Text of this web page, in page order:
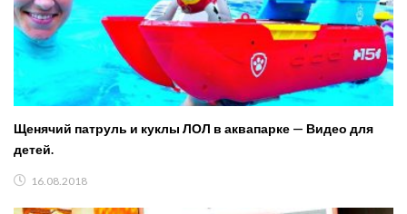
Щенячий патруль и куклы ЛОЛ в аквапарке — Видео для
детей.
16.08.2018